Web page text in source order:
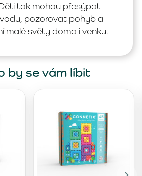
tak mohou přesýpat
pozorovat pohyb a
malé světy doma i venku.
by se vám líbit